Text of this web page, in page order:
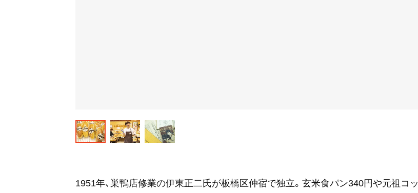
1951年、巣鴨店修業の伊東正二氏が板橋区仲宿で独立。玄米食パン340円や元祖コッ